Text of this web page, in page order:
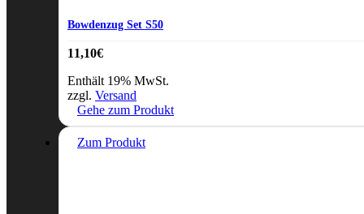
Bowdenzug Set S50
11,10€
Enthält 19% MwSt.
zzgl. Versand
Gehe zum Produkt
Zum Produkt